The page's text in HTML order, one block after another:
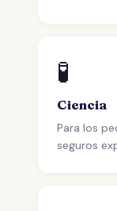
🧪
Ciencia
Para los
seguros